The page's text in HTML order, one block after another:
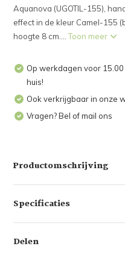
Aquanova (UGOTIL-155),
effect in de kleur Camel-155
hoogte 8 cm....Toon meer
Op werkdagen voor
huis!
Ook verkrijgbaar in onze
Vragen? Bel of mail ons
Productomschrijving
Specificaties
Delen